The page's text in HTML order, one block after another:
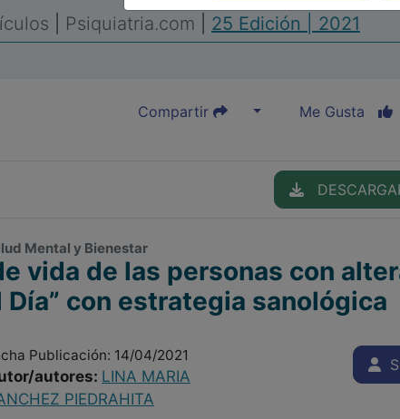
Psiquiatria.com 25 Edición | 2021
Compartir Me Gusta
Mental y Bienestar
vida de las personas con
Día” con estrategia sanológica
Publicación: 14/04/2021
autores: LINA MARIA
PIEDRAHITA